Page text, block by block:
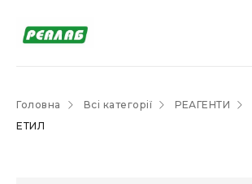
Головна Всі категорії РЕАГЕНТИ
ЕТИЛ